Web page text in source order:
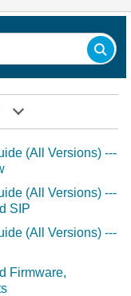
(All Versions) ---
(All Versions) ---
SIP
(All Versions) ---
Firmware,